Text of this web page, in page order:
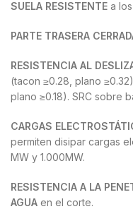
SUELA RESISTENTE a
PARTE TRASERA
RESISTENCIA AL
(tacon ≥0.28, plano
plano ≥0.18). SRC sobre
CARGAS
permiten disipar cargas
MW y 1.000MW.
RESISTENCIA A LA
AGUA en el corte.